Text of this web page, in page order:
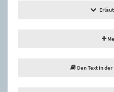
Den Text in